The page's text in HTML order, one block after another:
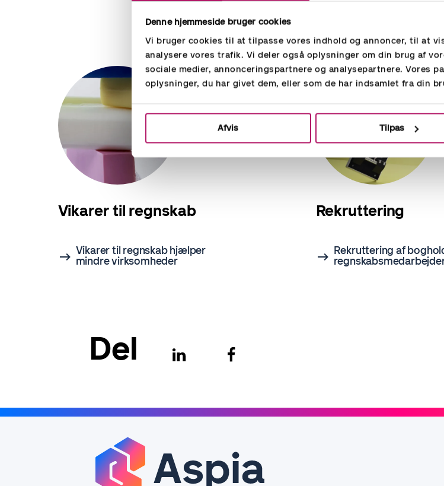
Denne hjemmeside bruger cookies
Vi bruger cookies til at tilpasse vores indhold og annoncer, til at
analysere vores trafik. Vi deler også oplysninger om din brug af
sociale medier, annonceringspartnere og analysepartnere. Vores
oplysninger, du har givet dem, eller som de har indsamlet fra din
Afvis Tilpas
Vikarer til regnskab
Vikarer til regnskab hjælper
mindre virksomheder
Rekruttering
Rekruttering af
Del